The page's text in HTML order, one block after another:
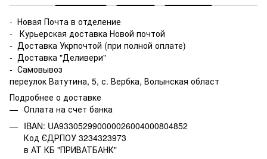
- Новая Почта в отделение
- Курьерская доставка Новой почтой
- Доставка Укрпочтой (при полной оплате)
- Доставка "Деливери"
- Самовывоз
переулок Ватутина, 5, с. Вербка, Волынская област
Подробнее о доставке
Оплата на счет банка
IBAN: UA933052990000026004000804852
Код ЄДРПОУ 3234323973
в АТ КБ "ПРИВАТБАНК"